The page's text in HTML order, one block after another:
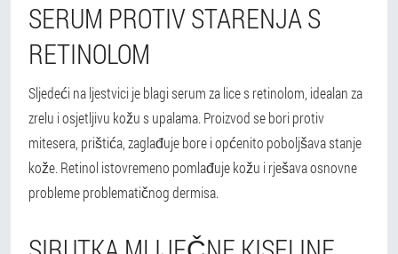
SERUM PROTIV STARENJA S
RETINOLOM
Sljedeći na ljestvici je blagi serum za lice s retinolom, idealan za
zrelu i osjetljivu kožu s upalama. Proizvod se bori protiv
mitesera, prištića, zaglađuje bore i općenito poboljšava stanje
kože. Retinol istovremeno pomlađuje kožu i rješava osnovne
probleme problematičnog dermisa.